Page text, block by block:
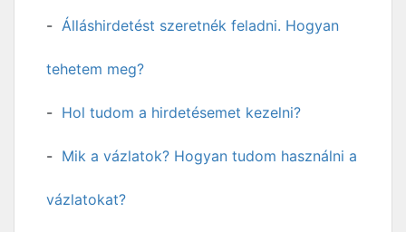
Álláshirdetést szeretnék feladni. Hogyan
tehetem meg?
Hol tudom a hirdetésemet kezelni?
Mik a vázlatok? Hogyan tudom használni a
vázlatokat?